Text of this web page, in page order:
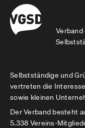
Selbstständige und
vertreten die
sowie kleinen
Der Verband besteht
5.338 Vereins-